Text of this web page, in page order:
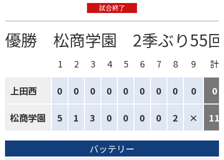
試合終了
優勝 松商学園 2季ぶり55
1 2 3 4 5 6 7 8 9 計
上田西 0 0 0 0 0 0 0 0 0 0
松商学園 5 1 3 0 0 0 0 2 × 11
バッテリー